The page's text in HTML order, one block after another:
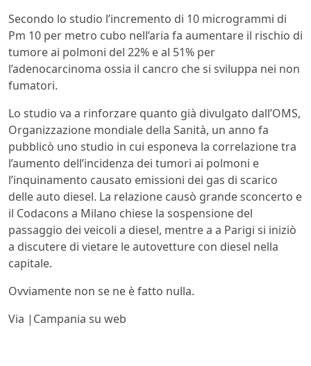
Secondo lo studio l’incremento di 10 microgrammi di
Pm 10 per metro cubo nell’aria fa aumentare il rischio di
tumore ai polmoni del 22% e al 51% per
l’adenocarcinoma ossia il cancro che si sviluppa nei non
fumatori.
Lo studio va a rinforzare quanto già divulgato dall’OMS,
Organizzazione mondiale della Sanità, un anno fa
pubblicò uno studio in cui esponeva la correlazione tra
l’aumento dell’incidenza dei tumori ai polmoni e
l’inquinamento causato emissioni dei gas di scarico
delle auto diesel. La relazione causò grande sconcerto e
il Codacons a Milano chiese la sospensione del
passaggio dei veicoli a diesel, mentre a a Parigi si iniziò
a discutere di vietare le autovetture con diesel nella
capitale.
Ovviamente non se ne è fatto nulla.
Via |Campania su web